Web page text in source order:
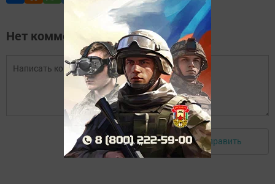
Нет комментариев
Авторизоваться Отправить